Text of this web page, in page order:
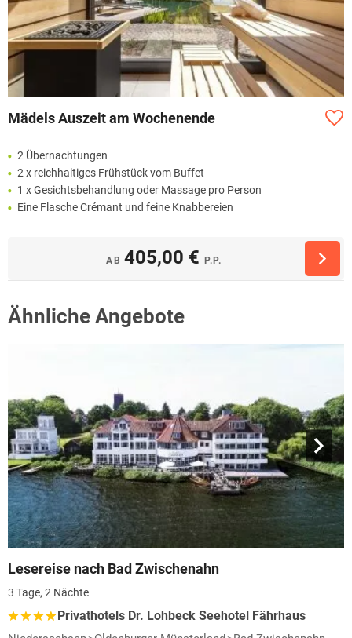
Mädels Auszeit am Wochenende
2 Übernachtungen
2 x reichhaltiges Frühstück vom Buffet
1 x Gesichtsbehandlung oder Massage pro Person
Eine Flasche Crémant und feine Knabbereien
AB 405,00 € P.P.
Ähnliche Angebote
Lesereise nach Bad Zwischenahn
3 Tage, 2 Nächte
Privathotels Dr. Lohbeck Seehotel Fährhaus